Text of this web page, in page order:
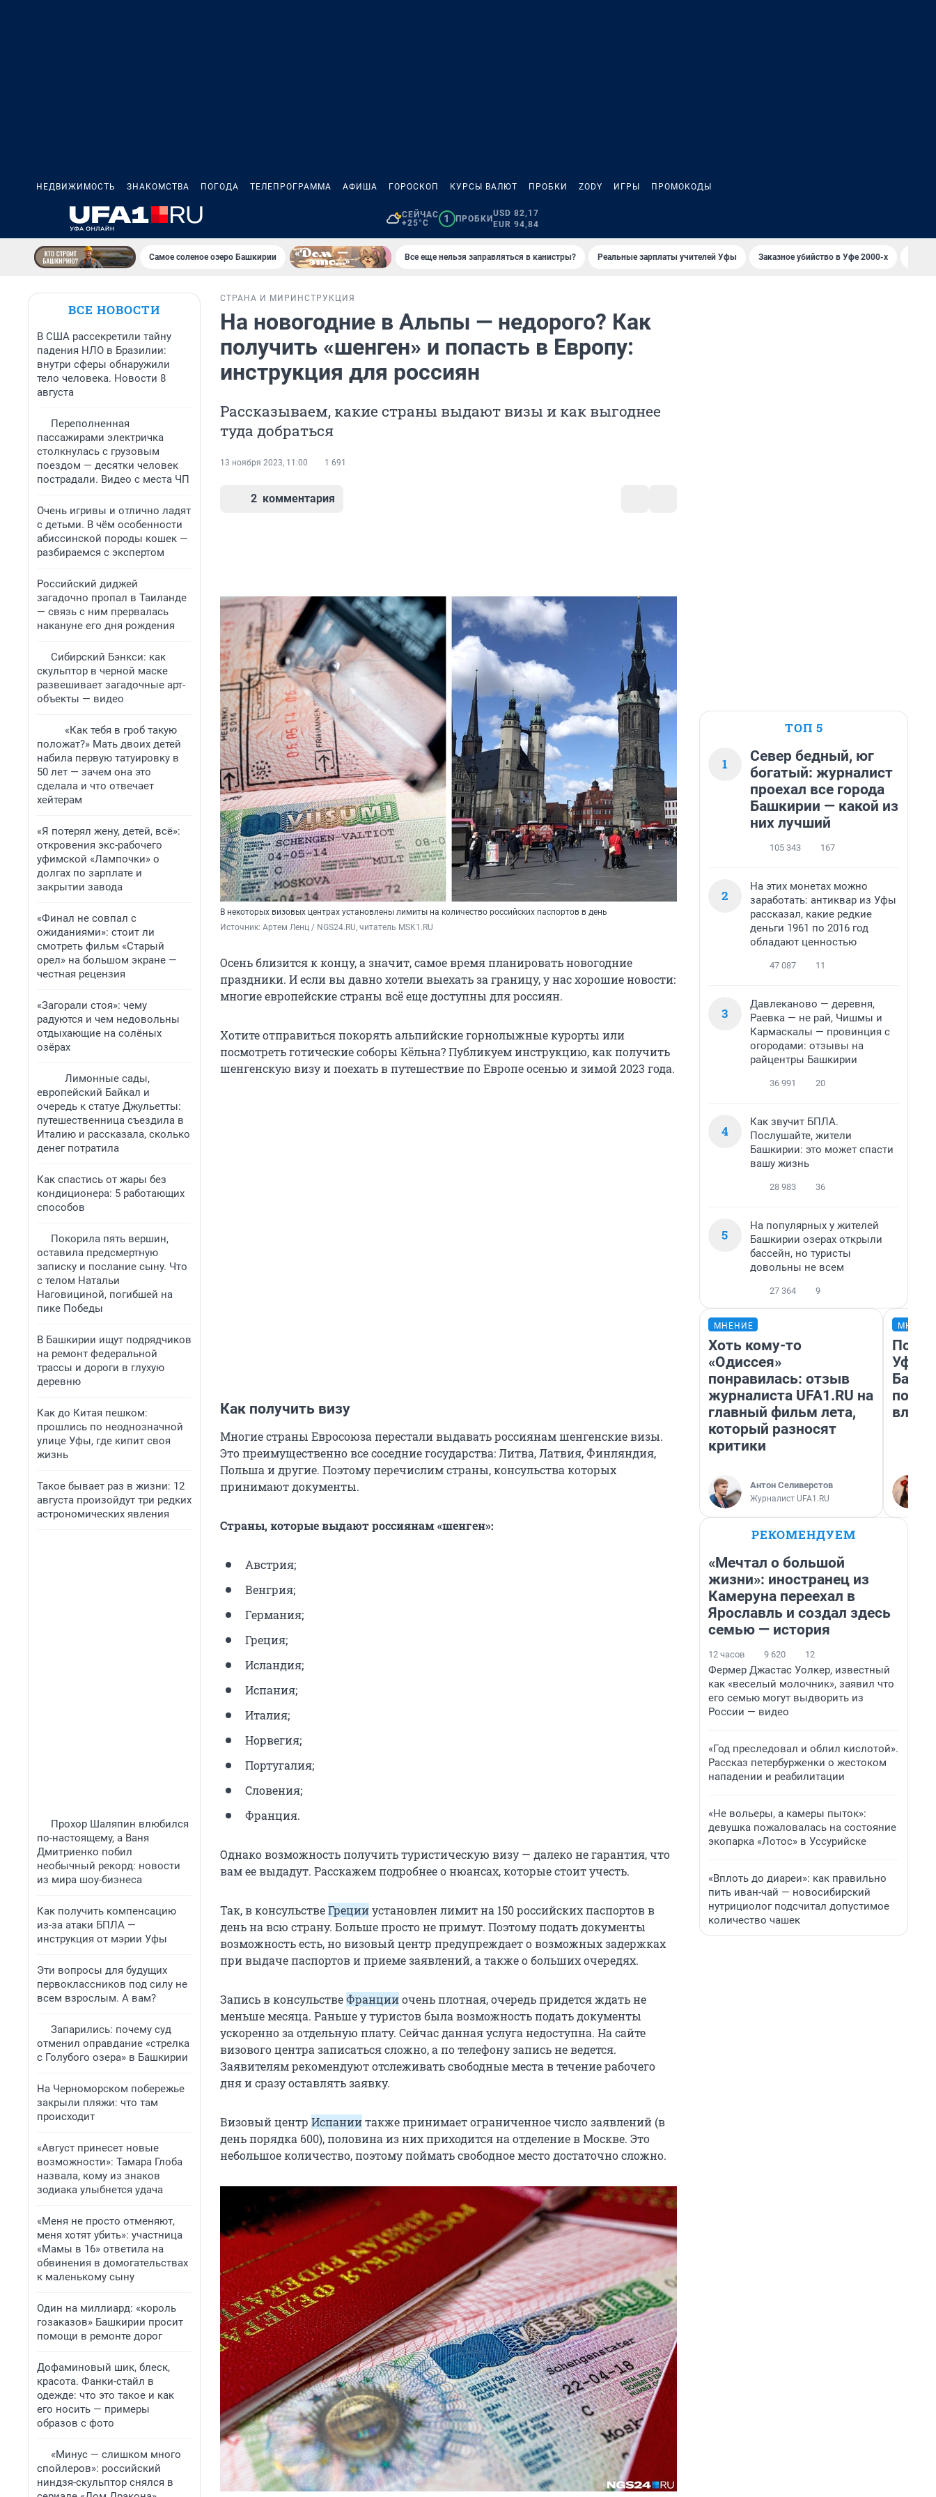
НЕДВИЖИМОСТЬ ЗНАКОМСТВА ПОГОДА ТЕЛЕПРОГРАММА АФИША ГОРОСКОП КУРСЫ ВАЛЮТ ПРОБКИ ZODY ИГРЫ ПРОМОКОДЫ
СЕЙЧАС
+25°C
1 ПРОБКИ
USD 82,17
EUR 94,84
Самое соленое озеро Башкирии Все еще нельзя заправляться в канистры? Реальные зарплаты учителей Уфы Заказное убийство в Уфе 2000-х
ВСЕ НОВОСТИ
В США рассекретили тайну
падения НЛО в Бразилии:
внутри сферы обнаружили
тело человека. Новости 8
августа
Переполненная
пассажирами электричка
столкнулась с грузовым
поездом — десятки человек
пострадали. Видео с места ЧП
Очень игривы и отлично ладят
с детьми. В чём особенности
абиссинской породы кошек —
разбираемся с экспертом
Российский диджей
загадочно пропал в Таиланде
— связь с ним прервалась
накануне его дня рождения
Сибирский Бэнкси: как
скульптор в черной маске
развешивает загадочные арт-
объекты — видео
«Как тебя в гроб такую
положат?» Мать двоих детей
набила первую татуировку в
50 лет — зачем она это
сделала и что отвечает
хейтерам
«Я потерял жену, детей, всё»:
откровения экс-рабочего
уфимской «Лампочки» о
долгах по зарплате и
закрытии завода
«Финал не совпал с
ожиданиями»: стоит ли
смотреть фильм «Старый
орел» на большом экране —
честная рецензия
«Загорали стоя»: чему
радуются и чем недовольны
отдыхающие на солёных
озёрах
Лимонные сады,
европейский Байкал и
очередь к статуе Джульетты:
путешественница съездила в
Италию и рассказала, сколько
денег потратила
Как спастись от жары без
кондиционера: 5 работающих
способов
Покорила пять вершин,
оставила предсмертную
записку и послание сыну. Что
с телом Натальи
Наговициной, погибшей на
пике Победы
В Башкирии ищут подрядчиков
на ремонт федеральной
трассы и дороги в глухую
деревню
Как до Китая пешком:
прошлись по неоднозначной
улице Уфы, где кипит своя
жизнь
Такое бывает раз в жизни: 12
августа произойдут три редких
астрономических явления
Прохор Шаляпин влюбился
по-настоящему, а Ваня
Дмитриенко побил
необычный рекорд: новости
из мира шоу-бизнеса
Как получить компенсацию
из-за атаки БПЛА —
инструкция от мэрии Уфы
Эти вопросы для будущих
первоклассников под силу не
всем взрослым. А вам?
Запарились: почему суд
отменил оправдание «стрелка
с Голубого озера» в Башкирии
На Черноморском побережье
закрыли пляжи: что там
происходит
«Август принесет новые
возможности»: Тамара Глоба
назвала, кому из знаков
зодиака улыбнется удача
«Меня не просто отменяют,
меня хотят убить»: участница
«Мамы в 16» ответила на
обвинения в домогательствах
к маленькому сыну
Один на миллиард: «король
гозаказов» Башкирии просит
помощи в ремонте дорог
Дофаминовый шик, блеск,
красота. Фанки-стайл в
одежде: что это такое и как
его носить — примеры
образов с фото
«Минус — слишком много
спойлеров»: российский
ниндзя-скульптор снялся в
СТРАНА И МИР ИНСТРУКЦИЯ
На новогодние в Альпы — недорого? Как
получить «шенген» и попасть в Европу:
инструкция для россиян
Рассказываем, какие страны выдают визы и как выгоднее
туда добраться
13 ноября 2023, 11:00 1 691
2 комментария
В некоторых визовых центрах установлены лимиты на количество российских паспортов в день
Источник: Артем Ленц / NGS24.RU, читатель MSK1.RU
Осень близится к концу, а значит, самое время планировать новогодние
праздники. И если вы давно хотели выехать за границу, у нас хорошие новости:
многие европейские страны всё еще доступны для россиян.
Хотите отправиться покорять альпийские горнолыжные курорты или
посмотреть готические соборы Кёльна? Публикуем инструкцию, как получить
шенгенскую визу и поехать в путешествие по Европе осенью и зимой 2023 года.
Как получить визу
Многие страны Евросоюза перестали выдавать россиянам шенгенские визы.
Это преимущественно все соседние государства: Литва, Латвия, Финляндия,
Польша и другие. Поэтому перечислим страны, консульства которых
принимают документы.
Страны, которые выдают россиянам «шенген»:
Австрия;
Венгрия;
Германия;
Греция;
Исландия;
Испания;
Италия;
Норвегия;
Португалия;
Словения;
Франция.
Однако возможность получить туристическую визу — далеко не гарантия, что
вам ее выдадут. Расскажем подробнее о нюансах, которые стоит учесть.
Так, в консульствеГрецииустановлен лимит на 150 российских паспортов в
день на всю страну. Больше просто не примут. Поэтому подать документы
возможность есть, но визовый центр предупреждает о возможных задержках
при выдаче паспортов и приеме заявлений, а также о больших очередях.
Запись в консульствеФранцииочень плотная, очередь придется ждать не
меньше месяца. Раньше у туристов была возможность подать документы
ускоренно за отдельную плату. Сейчас данная услуга недоступна. На сайте
визового центра записаться сложно, а по телефону запись не ведется.
Заявителям рекомендуют отслеживать свободные места в течение рабочего
дня и сразу оставлять заявку.
Визовый центр Испаниитакже принимает ограниченное число заявлений (в
день порядка 600), половина из них приходится на отделение в Москве. Это
небольшое количество, поэтому поймать свободное место достаточно сложно.
ТОП 5
1
Север бедный, юг
богатый: журналист
проехал все города
Башкирии — какой из
них лучший
105 343 167
2
На этих монетах можно
заработать: антиквар из Уфы
рассказал, какие редкие
деньги 1961 по 2016 год
обладают ценностью
47 087 11
3
Давлеканово — деревня,
Раевка — не рай, Чишмы и
Кармаскалы — провинция с
огородами: отзывы на
райцентры Башкирии
36 991 20
4
Как звучит БПЛА.
Послушайте, жители
Башкирии: это может спасти
вашу жизнь
28 983 36
5
На популярных у жителей
Башкирии озерах открыли
бассейн, но туристы
довольны не всем
27 364 9
МНЕНИЕ
Хоть кому-то
«Одиссея»
понравилась: отзыв
журналиста UFA1.RU на
главный фильм лета,
который разносят
критики
Антон Селиверстов
Журналист UFA1.RU
Уфы:
РЕКОМЕНДУЕМ
«Мечтал о большой
жизни»: иностранец из
Камеруна переехал в
Ярославль и создал здесь
семью — история
12 часов 9 620 12
Фермер Джастас Уолкер, известный
как «веселый молочник», заявил что
его семью могут выдворить из
России — видео
«Год преследовал и облил кислотой».
Рассказ петербурженки о жестоком
нападении и реабилитации
«Не вольеры, а камеры пыток»:
девушка пожаловалась на состояние
экопарка «Лотос» в Уссурийске
«Вплоть до диареи»: как правильно
пить иван-чай — новосибирский
нутрициолог подсчитал допустимое
количество чашек